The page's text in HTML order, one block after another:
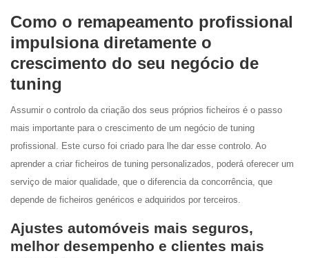
Como o remapeamento profissional
impulsiona diretamente o
crescimento do seu negócio de
tuning
Assumir o controlo da criação dos seus próprios ficheiros é o passo
mais importante para o crescimento de um negócio de tuning
profissional. Este curso foi criado para lhe dar esse controlo. Ao
aprender a criar ficheiros de tuning personalizados, poderá oferecer um
serviço de maior qualidade, que o diferencia da concorrência, que
depende de ficheiros genéricos e adquiridos por terceiros.
Ajustes automóveis mais seguros,
melhor desempenho e clientes mais